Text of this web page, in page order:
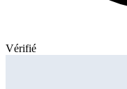
Vérifié